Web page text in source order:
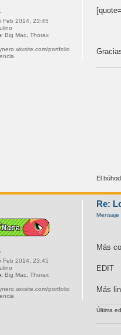
El
Feb 2014, 23:45
Big Mac, Thorax
portfolio
Re:
Mensaje
Más
EDIT
Más
Última
Feb 2014, 23:45
Big Mac, Thorax
portfolio